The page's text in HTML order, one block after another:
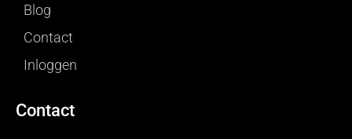
Blog
Contact
Inloggen
Contact